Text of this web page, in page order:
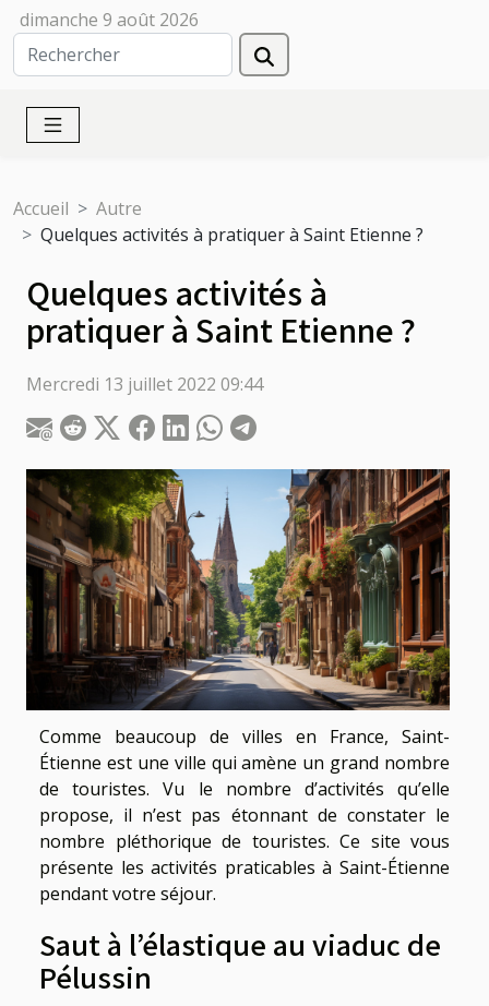
dimanche 9 août 2026
Accueil
Autre
Quelques activités à pratiquer à Saint Etienne ?
Quelques activités à
pratiquer à Saint Etienne ?
Mercredi 13 juillet 2022 09:44
Comme beaucoup de villes en France, Saint-
Étienne est une ville qui amène un grand nombre
de touristes. Vu le nombre d’activités qu’elle
propose, il n’est pas étonnant de constater le
nombre pléthorique de touristes. Ce site vous
présente les activités praticables à Saint-Étienne
pendant votre séjour.
Saut à l’élastique au viaduc de
Pélussin